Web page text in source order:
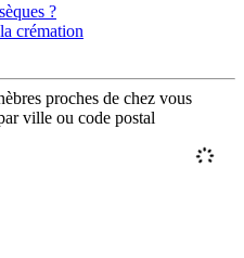
?
crémation
proches de chez vous
ville ou code postal